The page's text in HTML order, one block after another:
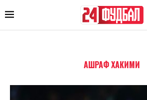
AШРАФ ХАКИМИ